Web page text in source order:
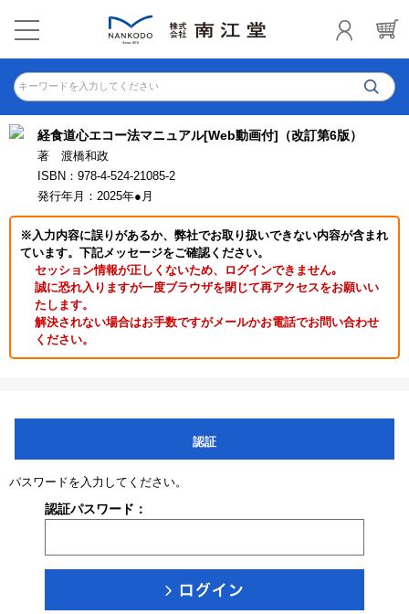
キーワードを入力してください
経食道心エコー法マニュアル[Web動画付]（改訂第6版）
著 渡橋和政
ISBN：978-4-524-21085-2
発行年月：2025年●月
※入力内容に誤りがあるか、弊社でお取り扱いできない内容が含まれ
ています。下記メッセージをご確認ください。
セッション情報が正しくないため、ログインできません｡
誠に恐れ入りますが一度ブラウザを閉じて再アクセスをお願いい
たします。
解決されない場合はお手数ですがメールかお電話でお問い合わせ
ください。
認証
パスワードを入力してください。
認証パスワード：